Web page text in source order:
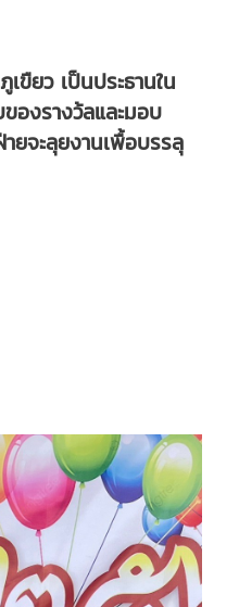
ยว เป็นประธานใน
องรางว้ลและมอบ
ยจะลุยงานเพื้อบรรลุ